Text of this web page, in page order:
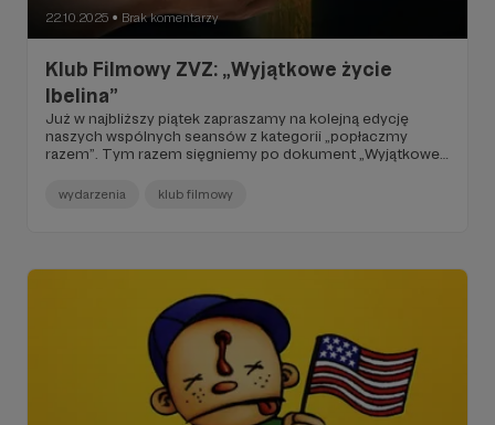
22.10.2025 ● Brak komentarzy
Klub Filmowy ZVZ: „Wyjątkowe życie
Ibelina”
Już w najbliższy piątek zapraszamy na kolejną edycję
naszych wspólnych seansów z kategorii „popłaczmy
razem”. Tym razem sięgniemy po dokument „Wyjątkowe
wydarzenia klub filmowy